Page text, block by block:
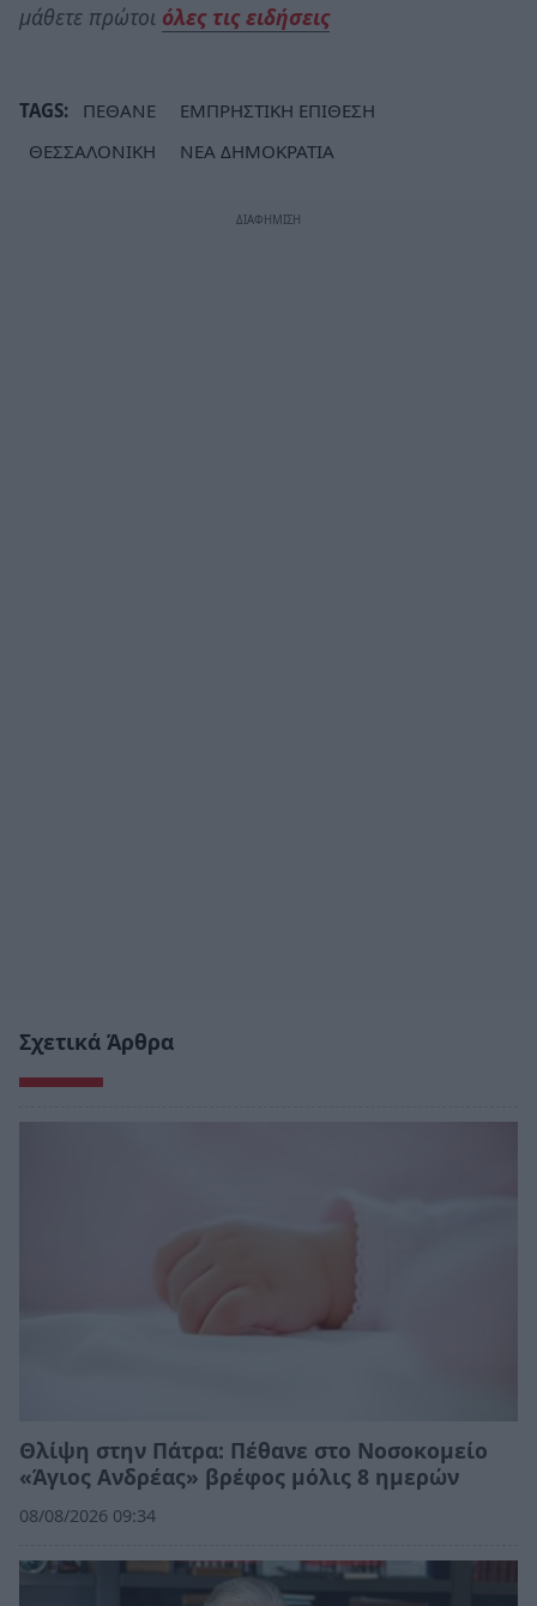
μάθετε πρώτοι όλες τις ειδήσεις
TAGS: ΠΕΘΑΝΕ
ΕΜΠΡΗΣΤΙΚΗ ΕΠΙΘΕΣΗ
ΘΕΣΣΑΛΟΝΙΚΗ
ΝΕΑ ΔΗΜΟΚΡΑΤΙΑ
Σχετικά Άρθρα
Θλίψη στην Πάτρα: Πέθανε στο Νοσοκομείο
«Άγιος Ανδρέας» βρέφος μόλις 8 ημερών
08/08/2026 09:34